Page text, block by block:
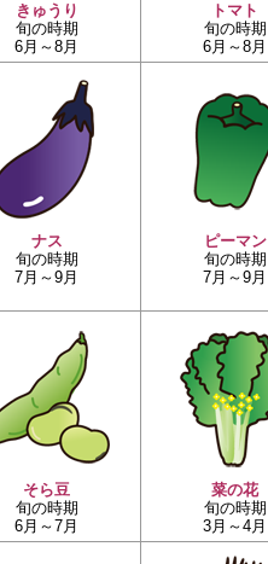
きゅうり
旬の時期
6月～8月
トマト
旬の時期
6月～8月
ナス
旬の時期
7月～9月
ピーマン
旬の時期
7月～9月
そら豆
旬の時期
6月～7月
菜の花
旬の時期
3月～4月